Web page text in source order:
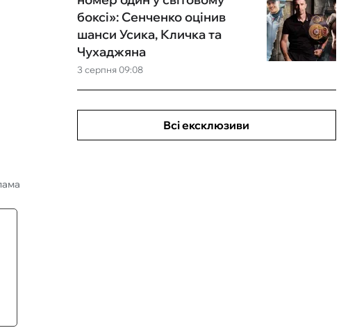
3 серпня 09:08
боксі»: Сенченко оцінив
шанси Усика, Кличка та
Чухаджяна
Всі ексклюзиви